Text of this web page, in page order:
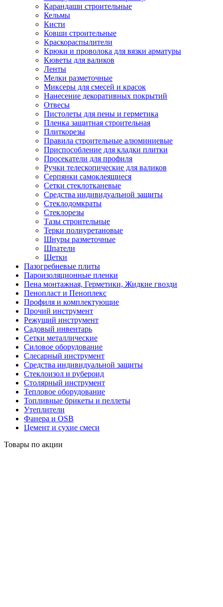
Карандаши строительные
Кельмы
Кисти
Ковши строительные
Краскораспылители
Крюки и проволока для вязки арматуры
Кюветы для валиков
Ленты
Мелки разметочные
Миксеры для смесей и красок
Нанесение декоративных покрытий
Отвесы
Пистолеты для пены и герметика
Пленка защитная строительная
Плиткорезы
Правила строительные алюминиевые
Приспособление для кладки плитки
Просекатели для профиля
Ручки телескопические для валиков
Серпянки самоклеящиеся
Сетки стеклотканевые
Средства индивидуальной защиты
Стеклодомкраты
Стеклорезы
Тазы строительные
Терки полиуретановые
Шнуры разметочные
Шпатели
Щетки
Пазогребневые плиты
Пароизоляционные пленки
Пена монтажная, Герметики, Жидкие гвозди
Пенопласт и Пеноплекс
Профиля и комплектующие
Прочий инструмент
Режущий инструмент
Садовый инвентарь
Сетки металлические
Силовое оборудование
Слесарный инструмент
Средства индивидуальной защиты
Стеклоизол и рубероид
Столярный инструмент
Тепловое оборудование
Топливные брикеты и пеллеты
Утеплители
Фанера и OSB
Цемент и сухие смеси
Товары по акции